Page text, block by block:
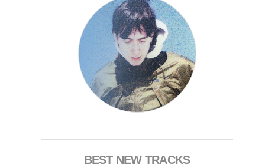
BEST NEW TRACKS